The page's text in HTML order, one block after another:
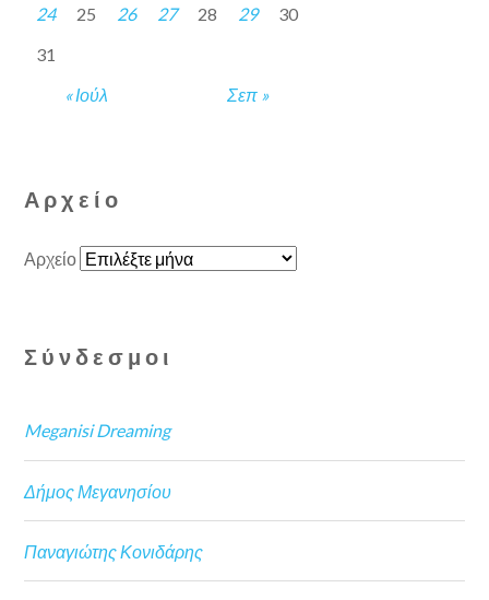
« Ιούλ Σεπ »
24
25 26 27 28 29
30
31
Αρχείο
Αρχείο
Σύνδεσμοι
Meganisi Dreaming
Δήμος Μεγανησίου
Παναγιώτης Κονιδάρης